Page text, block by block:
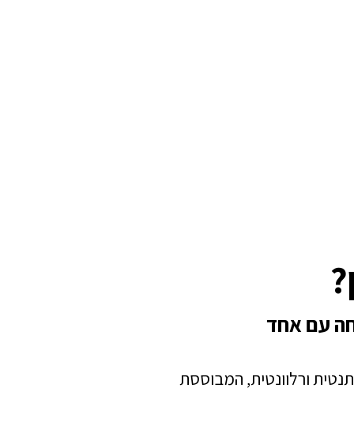
עם אחד
ורלוונטית, המבוססת